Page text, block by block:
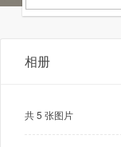
相册
共 5 张图片